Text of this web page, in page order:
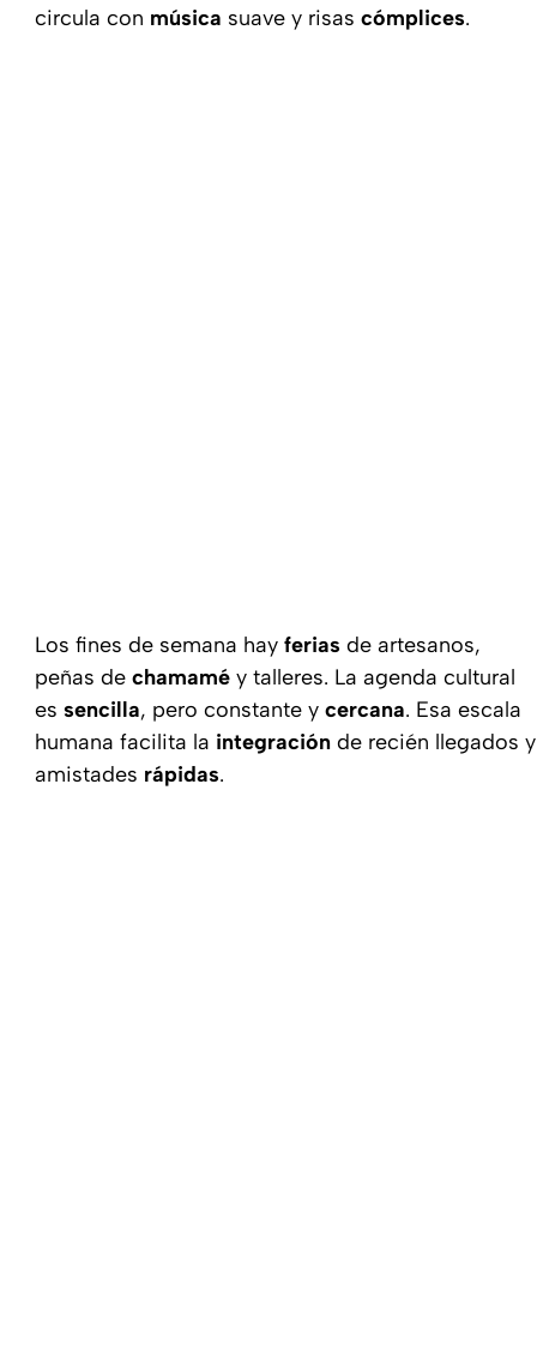
circula con música suave y risas cómplices.
Los fines de semana hay ferias de artesanos,
peñas de chamamé y talleres. La agenda cultural
es sencilla, pero constante y cercana. Esa escala
humana facilita la integración de recién llegados y
amistades rápidas.